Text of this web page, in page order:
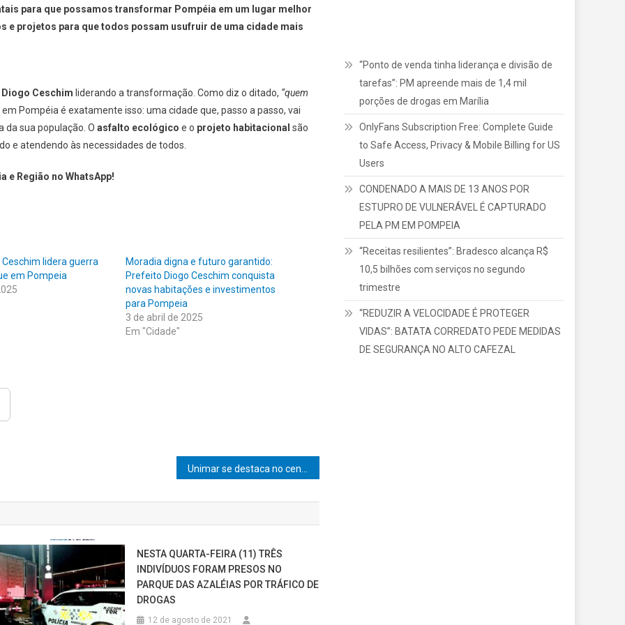
para que possamos transformar Pompéia em um lugar melhor
e projetos para que todos possam usufruir de uma cidade mais
Ceschim liderando a transformação. Como diz o ditado, “quem
Pompéia é exatamente isso: uma cidade que, passo a passo, vai
sua população. O asfalto ecológico e o projeto habitacional são
e atendendo às necessidades de todos.
e Região no WhatsApp!
lidera guerra
em Pompeia
Moradia digna e futuro garantido:
Prefeito Diogo Ceschim conquista
novas habitações e investimentos
para Pompeia
3 de abril de 2025
Em "Cidade"
Unimar se destaca no cenário internacional com a inovação de egressos: vacina para tilápias conquista mercado global
NESTA QUARTA-FEIRA (11) TRÊS
INDIVÍDUOS FORAM PRESOS NO
PARQUE DAS AZALÉIAS POR TRÁFICO DE
DROGAS
12 de agosto de 2021
“Ponto de venda tinha liderança e divisão de
tarefas”: PM apreende mais de 1,4 mil
porções de drogas em Marília
OnlyFans Subscription Free: Complete Guide
to Safe Access, Privacy & Mobile Billing for US
Users
CONDENADO A MAIS DE 13 ANOS POR
ESTUPRO DE VULNERÁVEL É CAPTURADO
PELA PM EM POMPEIA
“Receitas resilientes”: Bradesco alcança R$
10,5 bilhões com serviços no segundo
trimestre
“REDUZIR A VELOCIDADE É PROTEGER
VIDAS”: BATATA CORREDATO PEDE MEDIDAS
DE SEGURANÇA NO ALTO CAFEZAL